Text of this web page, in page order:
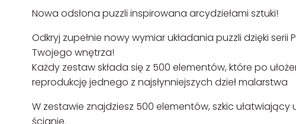
Nowa odsłona puzzli inspirowana arcydziełami sztuki!
Odkryj zupełnie nowy wymiar układania puzzli dzięki
Twojego wnętrza!
Każdy zestaw składa się z 500 elementów, które po
reprodukcję jednego z najsłynniejszych dzieł malarstwa
W zestawie znajdziesz 500 elementów, szkic